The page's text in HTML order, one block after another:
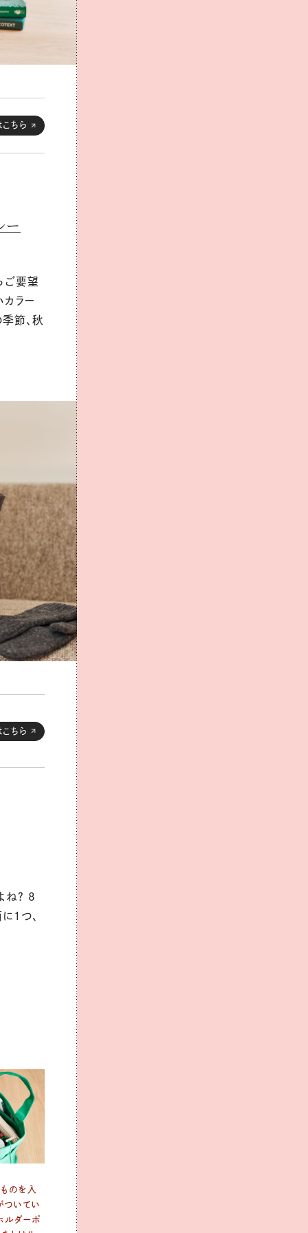
ちら
ー
ご要望
ラー
節、秋
ちら
？ ８
１つ、
のを入
ついてい
ルダーポ